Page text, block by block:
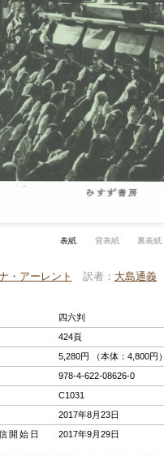
表紙 背表紙 裏表紙
・アーレント 訳者 大島通義
四六判
424頁
5,280円 （本体：4,800円）
978-4-622-08626-0
C1031
2017年8月23日
開始日
2017年9月29日